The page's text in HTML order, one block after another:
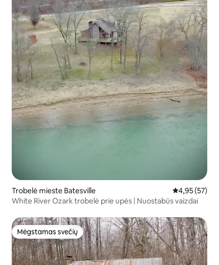
Trobelė mieste Batesville Vidutinis
4,95 (57)
White River Ozark trobelė prie upės | Nuostabūs vaizdai
Mėgstamas svečių
Mėgstamas svečių